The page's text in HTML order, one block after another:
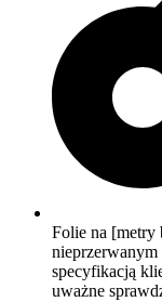
Folie na [metry
nieprzerwanym
specyfikacją
uważne